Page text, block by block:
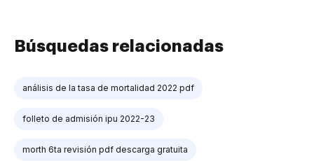
Búsquedas relacionadas
análisis de la tasa de mortalidad 2022 pdf
folleto de admisión ipu 2022-23
morth 6ta revisión pdf descarga gratuita